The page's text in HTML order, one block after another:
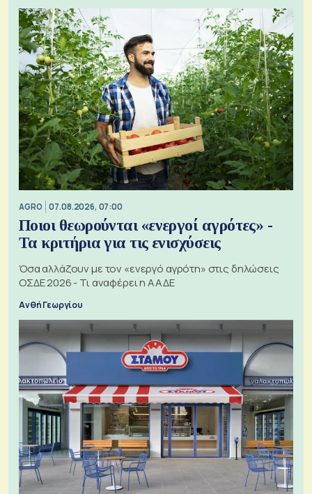
AGRO 07.08.2026, 07:00
Ποιοι θεωρούνται «ενεργοί αγρότες» -
Τα κριτήρια για τις ενισχύσεις
Όσα αλλάζουν με τον «ενεργό αγρότη» στις δηλώσεις
ΟΣΔΕ 2026 - Τι αναφέρει η ΑΑΔΕ
Ανθή Γεωργίου